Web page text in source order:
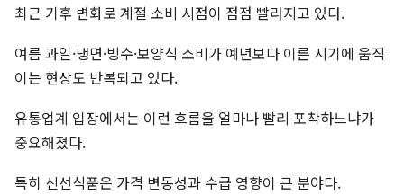
최근 기후 변화로 계절 소비 시점이 점점 빨라지고 있다.
여름 과일·냉면·빙수·보양식 소비가 예년보다 이른 시기에 움직
이는 현상도 반복되고 있다.
유통업계 입장에서는 이런 흐름을 얼마나 빨리 포착하느냐가
중요해졌다.
특히 신선식품은 가격 변동성과 수급 영향이 큰 분야다.